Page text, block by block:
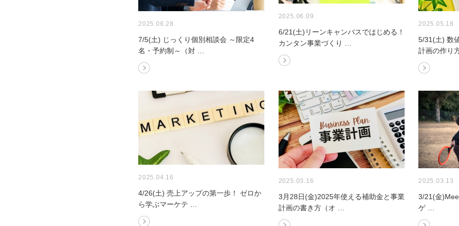
2025.06.28
7/5(土) じっくり個別相談会 ～限定4
名・予約制～（対 …
2025.06.09
6/21(土)リーンキャンバスではじめる！
カンタン事業づくり …
2025.05.18
5/31(土) 数
計画の作り
2025.04.16
4/26(土) 売上アップの第一歩！​ ゼロか
ら学ぶマーケテ …
2025.03.16
3月28日(金)2025年使える補助金と事業
計画の書き方（オ …
2025.03.13
3/21(金
ゲ …